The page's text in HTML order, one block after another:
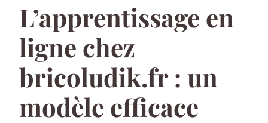
L’apprentissage en
ligne chez
bricoludik.fr : un
modèle efficace